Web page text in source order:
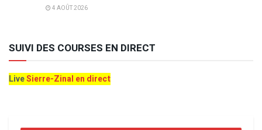
4 AOÛT 2026
SUIVI DES COURSES EN DIRECT
LiveSierre-Zinal en direct